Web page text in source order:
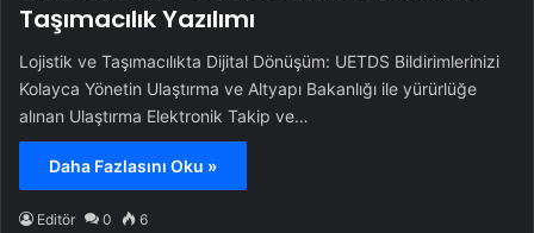
Taşımacılık Yazılımı
Lojistik ve Taşımacılıkta Dijital Dönüşüm: UETDS Bildirimlerinizi
Kolayca Yönetin Ulaştırma ve Altyapı Bakanlığı ile yürürlüğe
alınan Ulaştırma Elektronik Takip ve…
Daha Fazlasını Oku »
Editör 0 6